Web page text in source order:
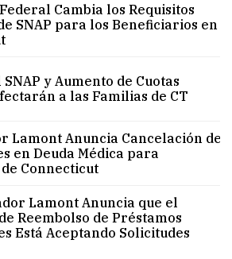
Cambia los Requisitos
SNAP para los Beneficiarios en
y Aumento de Cuotas
a las Familias de CT
Lamont Anuncia Cancelación de
en Deuda Médica para
Connecticut
Lamont Anuncia que el
Reembolso de Préstamos
Está Aceptando Solicitudes